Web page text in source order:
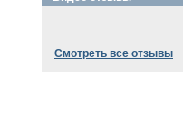
Смотреть все отзывы